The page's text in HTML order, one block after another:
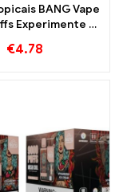
BANG Vape
Experimente o
tropicais
€4.78